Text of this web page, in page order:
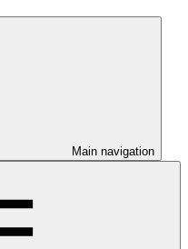
Main navigation